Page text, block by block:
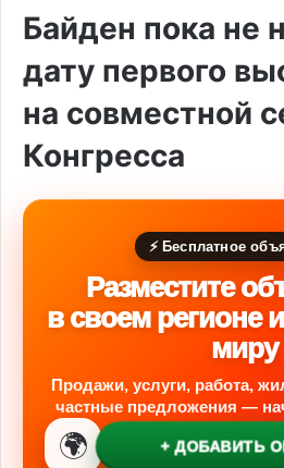
Байден пока не
дату первого
на совместной
Конгресса
⚡ Бесплатное
Разместите
в своем регионе
миру
Продажи, услуги, работа,
частные предложения —
🌍 + ДОБАВИТЬ